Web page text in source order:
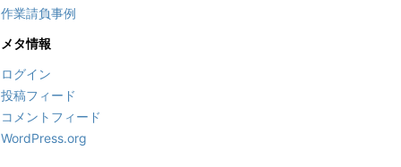
作業請負事例
メタ情報
ログイン
投稿フィード
コメントフィード
WordPress.org